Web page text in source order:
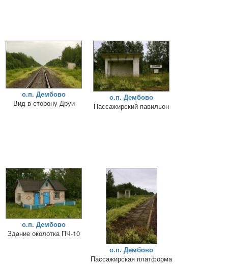
о.п. Дембово
Вид в сторону Друи
о.п. Дембово
Пассажирский павильон
о.п. Дембово
Здание околотка ПЧ-10
о.п. Дембово
Пассажирская платформа